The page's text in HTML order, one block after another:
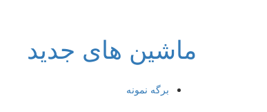
ماشین های جدید
برگه نمونه